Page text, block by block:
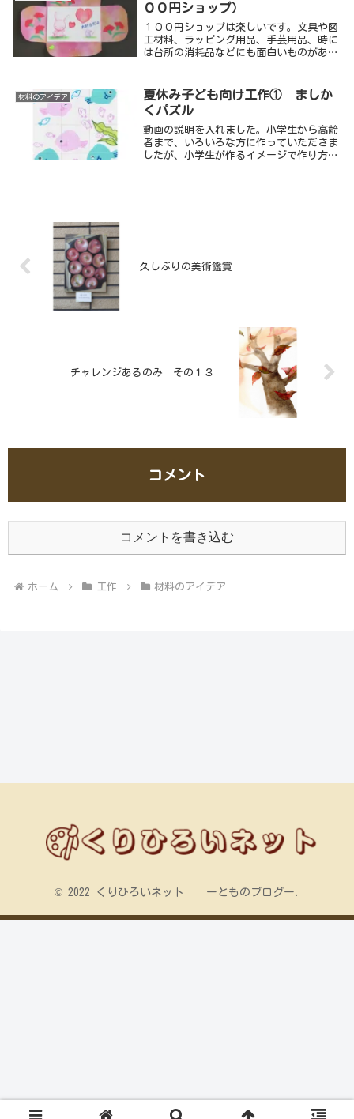
００円ショップ）
１００円ショップは楽しいです。文具や図
工材料、ラッピング用品、手芸用品、時に
は台所の消耗品などにも面白いものがある
デザインペーパー）やシール類も次々とい
ろいろな模様や材質のものが出て、それも
ひとつのパッケージの中に数種類の色や模
様が入っています。作りたいイメージに合
った材料を安価でいろいろな種類を揃える
ことができるので、とてもありがたいで
材料のアイデア
夏休み子ども向け工作① ましか
くパズル
動画の説明を入れました。小学生から高齢
者まで、いろいろな方に作っていただきま
したが、小学生が作るイメージで作り方を
久しぶりの美術鑑賞
チャレンジあるのみ その１３
コメント
コメントを書き込む
ホーム 工作 材料のアイデア
© 2022 くりひろいネット ーとものブログー.